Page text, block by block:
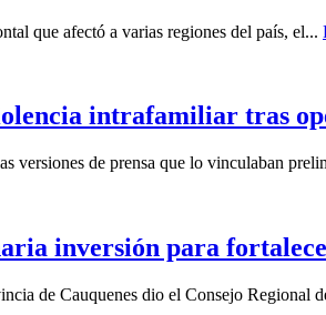
que afectó a varias regiones del país, el...
intrafamiliar tras
versiones de prensa que lo vinculaban
inversión para
de Cauquenes dio el Consejo Regional